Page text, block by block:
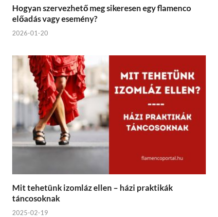
Hogyan szervezhető meg sikeresen egy flamenco
előadás vagy esemény?
2026-01-20
Mit tehetünk izomláz ellen – házi praktikák
táncosoknak
2025-02-19